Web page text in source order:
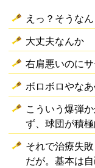
えっ？そうなん
大丈夫なんか
右肩悪いのに
ボロボロやな
こういう爆弾
ず、球団が積
それで治療失
だが。基本は